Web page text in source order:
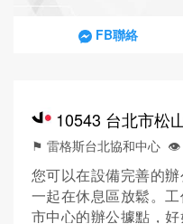
FB聯絡
10543 台北市松
⚑ 雷格斯台北協和中心 👁️‍
您可以在設備完善的
一起在休息區放鬆。
市中心的辦公據點，